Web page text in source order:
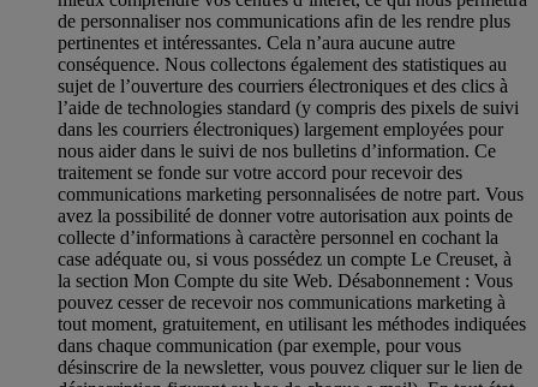
de personnaliser nos communications afin de les rendre plus
pertinentes et intéressantes. Cela n’aura aucune autre
conséquence. Nous collectons également des statistiques au
sujet de l’ouverture des courriers électroniques et des clics à
l’aide de technologies standard (y compris des pixels de suivi
dans les courriers électroniques) largement employées pour
nous aider dans le suivi de nos bulletins d’information. Ce
traitement se fonde sur votre accord pour recevoir des
communications marketing personnalisées de notre part. Vous
avez la possibilité de donner votre autorisation aux points de
collecte d’informations à caractère personnel en cochant la
case adéquate ou, si vous possédez un compte Le Creuset, à
la section Mon Compte du site Web. Désabonnement : Vous
pouvez cesser de recevoir nos communications marketing à
tout moment, gratuitement, en utilisant les méthodes indiquées
dans chaque communication (par exemple, pour vous
désinscrire de la newsletter, vous pouvez cliquer sur le lien de